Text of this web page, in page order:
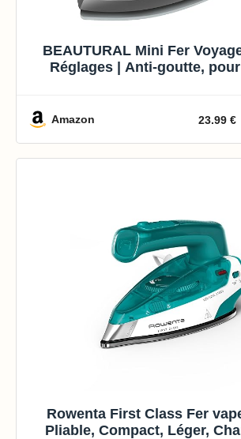
BEAUTURAL Mini Fer
Réglages | Anti-goutte,
Amazon 23.99 €
Rowenta First Class Fer
Pliable, Compact, Léger,